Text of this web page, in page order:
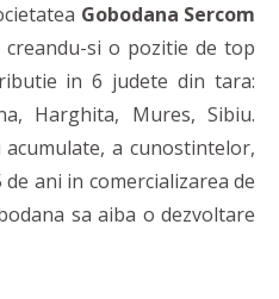
Gobodana Sercom
si o pozitie de top
in 6 judete din tara:
Harghita, Mures, Sibiu.
a cunostintelor,
ani in comercializarea de
sa aiba o dezvoltare